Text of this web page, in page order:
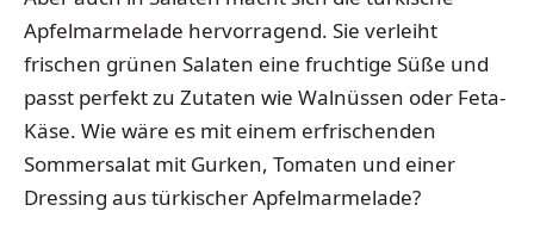
Apfelmarmelade hervorragend. Sie verleiht
frischen grünen Salaten eine fruchtige Süße und
passt perfekt zu Zutaten wie Walnüssen oder Feta-
Käse. Wie wäre es mit einem erfrischenden
Sommersalat mit Gurken, Tomaten und einer
Dressing aus türkischer Apfelmarmelade?